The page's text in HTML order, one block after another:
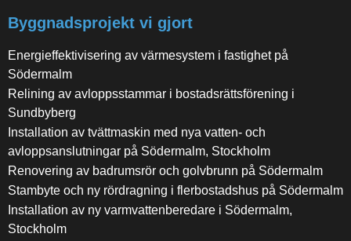
Byggnadsprojekt vi gjort
Energieffektivisering av värmesystem i fastighet på
Södermalm
Relining av avloppsstammar i bostadsrättsförening i
Sundbyberg
Installation av tvättmaskin med nya vatten- och
avloppsanslutningar på Södermalm, Stockholm
Renovering av badrumsrör och golvbrunn på Södermalm
Stambyte och ny rördragning i flerbostadshus på Södermalm
Installation av ny varmvattenberedare i Södermalm,
Stockholm